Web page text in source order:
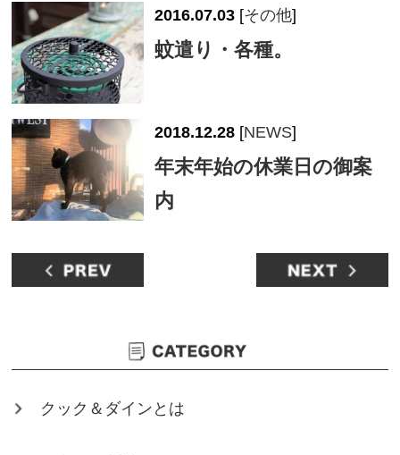
2016.07.03 [その他]
蚊遣り・各種。
2018.12.28 [NEWS]
年末年始の休業日の御案
内
クック＆ダインとは